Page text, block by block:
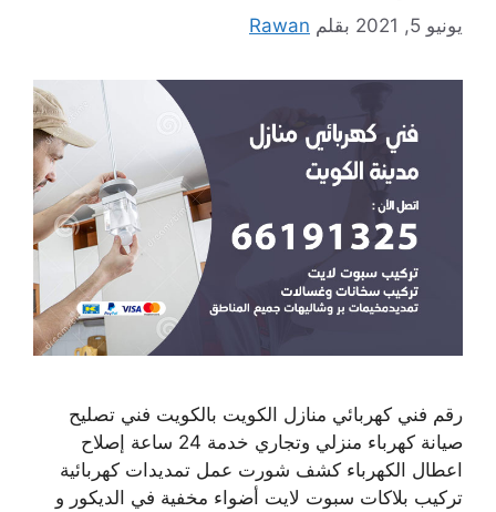
يونيو 5, 2021 بقلم Rawan
رقم فني كهربائي منازل الكويت بالكويت فني تصليح
صيانة كهرباء منزلي وتجاري خدمة 24 ساعة إصلاح
اعطال الكهرباء كشف شورت عمل تمديدات كهربائية
تركيب بلاكات سبوت لايت أضواء مخفية في الديكور و